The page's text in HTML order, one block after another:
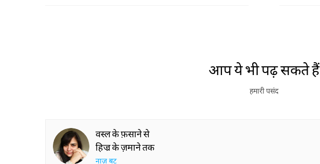
आप ये भी पढ़ सकते हैं
हमारी पसंद
वस्ल के फ़साने से
हिज्र के ज़माने तक
नाज़ बट